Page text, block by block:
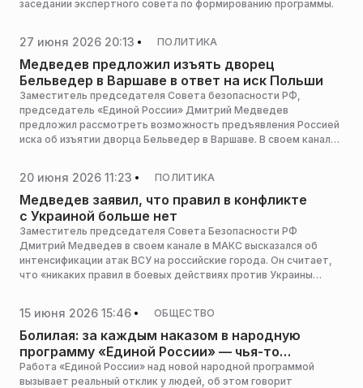
заседании экспертного совета по формированию программы.
27 июня 2026 20:13 ПОЛИТИКА
Медведев предложил изъять дворец
Бельведер в Варшаве в ответ на иск Польши
Заместитель председателя Совета безопасности РФ,
председатель «Единой России» Дмитрий Медведев
предложил рассмотреть возможность предъявления Россией
иска об изъятии дворца Бельведер в Варшаве. В своем канале
резиденцией президента Польши.
20 июня 2026 11:23 ПОЛИТИКА
Медведев заявил, что правил в конфликте
с Украиной больше нет
Заместитель председателя Совета Безопасности РФ
Дмитрий Медведев в своем канале в МАКС высказался об
интенсификации атак ВСУ на российские города. Он считает,
что «никаких правил в боевых действиях против Украины
15 июня 2026 15:46 ОБЩЕСТВО
Болилая: за каждым наказом в народную
программу «Единой России» — чья-то
надежда
Работа «Единой России» над новой народной программой
вызывает реальный отклик у людей, об этом говорит